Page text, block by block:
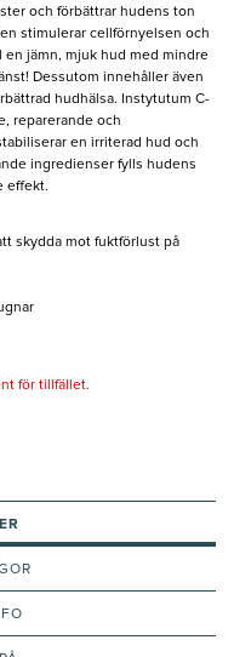
och förbättrar hudens ton
stimulerar cellförnyelsen och
jämn, mjuk hud med mindre
Dessutom innehåller även
hudhälsa. Instytutum C-
reparerande och
en irriterad hud och
ingredienser fylls hudens
effekt.
skydda mot fuktförlust på
för tillfället.